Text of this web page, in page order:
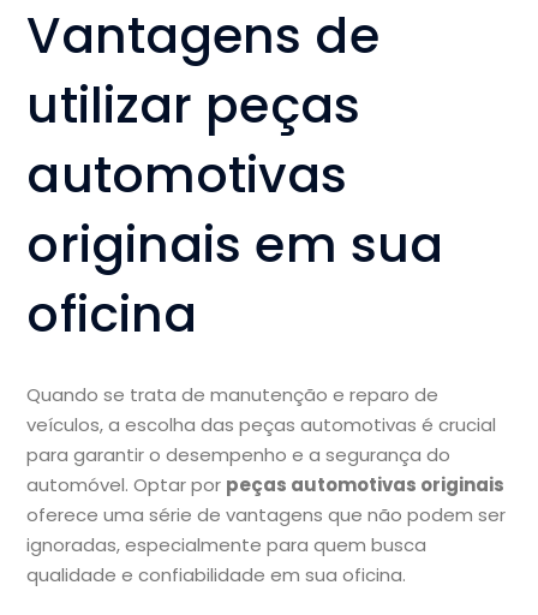
Vantagens de
utilizar peças
automotivas
originais em sua
oficina
Quando se trata de manutenção e reparo de
veículos, a escolha das peças automotivas é crucial
para garantir o desempenho e a segurança do
automóvel. Optar por peças automotivas originais
oferece uma série de vantagens que não podem ser
ignoradas, especialmente para quem busca
qualidade e confiabilidade em sua oficina.